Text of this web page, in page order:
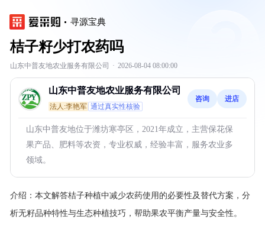
寻源宝典
桔子籽少打农药吗
山东中普友地农业服务有限公司 · 2026-08-04 08:00:00
山东中普友地农业服务有限公司
法人:李艳军 通过真实性核验
咨询 进店
山东中普友地位于潍坊寒亭区，2021年成立，主营保花保
果产品、肥料等农资，专业权威，经验丰富，服务农业多
领域。
介绍： 本文解答桔子种植中减少农药使用的必要性及替代方案，分
析无籽品种特性与生态种植技巧，帮助果农平衡产量与安全性。